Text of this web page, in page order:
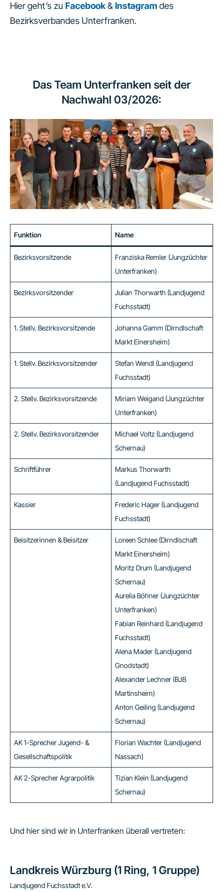
Hier geht’s zu Facebook& Instagram des
Bezirksverbandes Unterfranken.
Das Team Unterfranken seit der
Nachwahl 03/2026:
Funktion Name
Bezirksvorsitzende
Franziska Remler (Jungzüchter
Unterfranken)
Bezirksvorsitzender
Julian Thorwarth (Landjugend
Fuchsstadt)
1. Stellv. Bezirksvorsitzende
Johanna Gamm (Dirndlschaft
Markt Einersheim)
1. Stellv. Bezirksvorsitzender
Stefan Wendl (Landjugend
Fuchsstadt)
2. Stellv. Bezirksvorsitzende
Miriam Weigand (Jungzüchter
Unterfranken)
2. Stellv. Bezirksvorsitzender
Michael Voltz (Landjugend
Schernau)
Schriftführer
Markus Thorwarth
(Landjugend Fuchsstadt)
Kassier
Frederic Hager (Landjugend
Fuchsstadt)
Beisitzerinnen & Beisitzer
Loreen Schlee (Dirndlschaft
Markt Einersheim)
Moritz Drum (Landjugend
Schernau)
Aurelia Böhner (Jungzüchter
Unterfranken)
Fabian Reinhard (Landjugend
Fuchsstadt)
Alena Mader (Landjugend
Gnodstadt)
Alexander Lechner (BJB
Martinsheim)
Anton Geiling (Landjugend
Schernau)
AK 1-Sprecher Jugend- &
Gesellschaftspolitik
Florian Wachter (Landjugend
Nassach)
AK 2-Sprecher Agrarpolitik
Tizian Klein (Landjugend
Schernau)
Und hier sind wir in Unterfranken überall vertreten:
Landkreis Würzburg (1 Ring, 1 Gruppe)
Landjugend Fuchsstadt e.V.